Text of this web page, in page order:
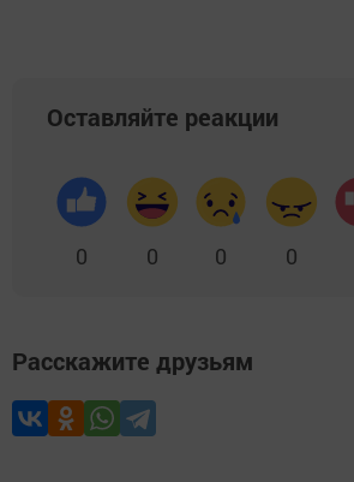
Оставляйте реакции
0 0 0 0
Расскажите друзьям